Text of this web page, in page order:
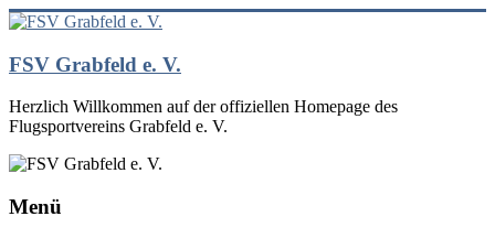
Zum
springen
FSV Grabfeld e. V.
Herzlich Willkommen auf der offiziellen Homepage des
Flugsportvereins Grabfeld e. V.
Menü